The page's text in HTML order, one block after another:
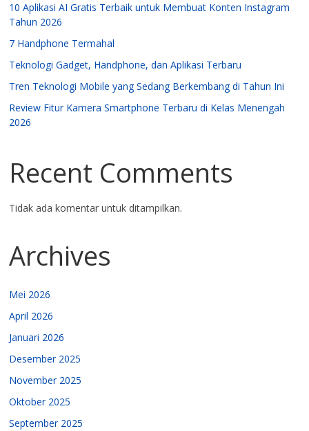
10 Aplikasi AI Gratis Terbaik untuk Membuat Konten Instagram
Tahun 2026
7 Handphone Termahal
Teknologi Gadget, Handphone, dan Aplikasi Terbaru
Tren Teknologi Mobile yang Sedang Berkembang di Tahun Ini
Review Fitur Kamera Smartphone Terbaru di Kelas Menengah
2026
Recent Comments
Tidak ada komentar untuk ditampilkan.
Archives
Mei 2026
April 2026
Januari 2026
Desember 2025
November 2025
Oktober 2025
September 2025